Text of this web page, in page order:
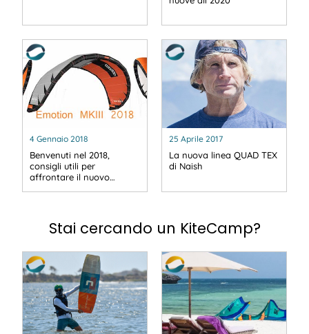
4 Gennaio 2018
Benvenuti nel 2018,
consigli utili per
affrontare il nuovo…
25 Aprile 2017
La nuova linea QUAD TEX
di Naish
Stai cercando un KiteCamp?